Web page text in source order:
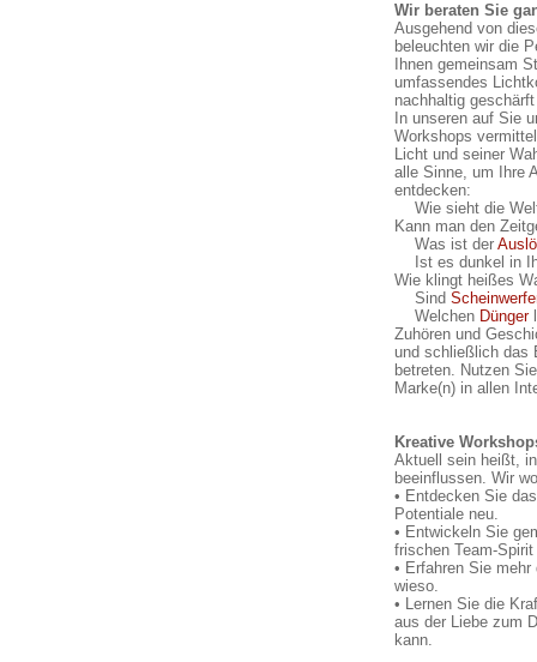
Wir beraten Sie
Ausgehend von
beleuchten wir die
Ihnen gemeinsam
umfassendes
nachhaltig
In unseren auf Sie
Workshops
Licht und seiner
alle Sinne, um Ihre
entdecken:
Wie sieht die
Kann man den
Was ist der
Ist es dunkel in
Wie klingt heißes
Sind
Welchen Dünger
Zuhören und
und schließlich das
betreten. Nutzen
Marke(n) in allen
Kreative
Aktuell sein heißt,
beeinflussen. Wir
• Entdecken Sie
Potentiale neu.
• Entwickeln Sie
frischen Team-
• Erfahren Sie
wieso.
• Lernen Sie die
aus der Liebe zum
kann.